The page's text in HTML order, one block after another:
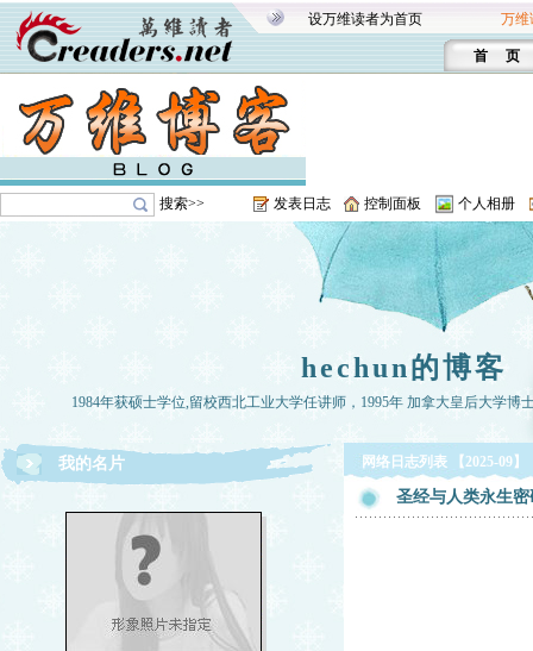
设万维读者为首页 万维
首 页
搜索>> 发表日志 控制面板 个人相册
hechun的博客
1984年获硕士学位,留校西北工业大学任讲师，1995年 加拿大皇后大学博
我的名片 网络日志列表 【2025-09】
圣经与人类永生